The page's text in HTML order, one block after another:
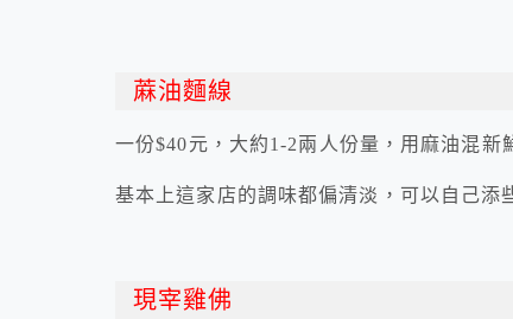
蔴油麵線
一份$40元，大約1-2兩人份量，用麻油混新
基本上這家店的調味都偏清淡，可以自己添
現宰雞佛